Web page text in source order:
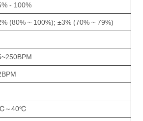
- 100%
(80% ~ 100%); ±3% (70% ~ 79%)
～40℃